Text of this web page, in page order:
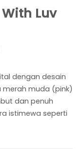
Luv
dengan desain
merah muda (pink)
dan penuh
istimewa seperti